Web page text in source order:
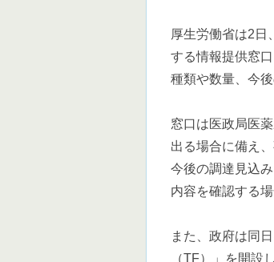
厚生労働省は2日
する情報提供窓
種類や数量、今
窓口は医政局医
出る場合に備え
今後の調達見込
内容を確認する
また、政府は同
（TF）」を開設